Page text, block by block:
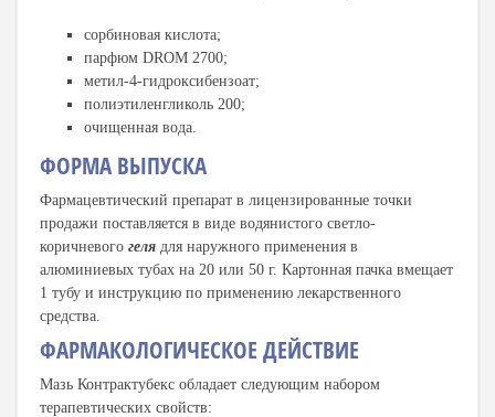
сорбиновая кислота;
парфюм DROM 2700;
метил-4-гидроксибензоат;
полиэтиленгликоль 200;
очищенная вода.
ФОРМА ВЫПУСКА
Фармацевтический препарат в лицензированные точки
продажи поставляется в виде водянистого светло-
коричневого геля для наружного применения в
алюминиевых тубах на 20 или 50 г. Картонная пачка вмещает
1 тубу и инструкцию по применению лекарственного
средства.
ФАРМАКОЛОГИЧЕСКОЕ ДЕЙСТВИЕ
Мазь Контрактубекс обладает следующим набором
терапевтических свойств: